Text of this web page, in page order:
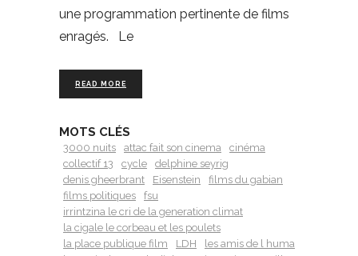
une programmation pertinente de films
enragés. Le
READ MORE
MOTS CLÉS
3000 nuits attac fait son cinema
cinéma
collectif 13
cycle
delphine seyrig
denis gheerbrant
Eisenstein
films du gabian
films politiques
fsu
irrintzina le cri de la generation climat
la cigale le corbeau et les poulets
la place publique film
LDH
les amis de l huma